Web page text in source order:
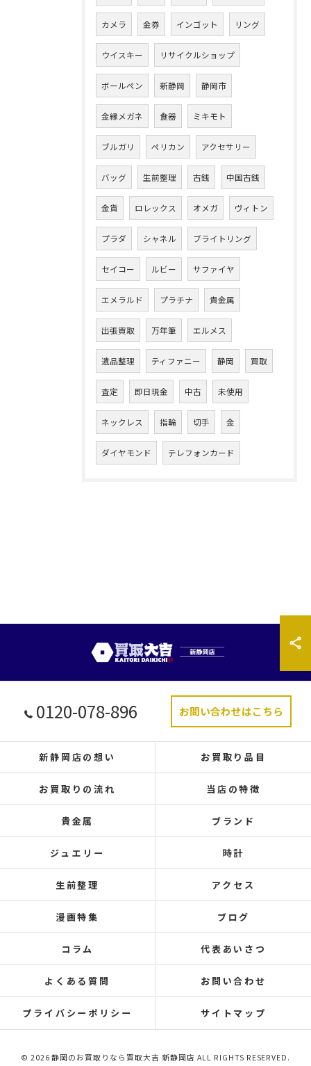
カメラ 金券 インゴット リング
ウイスキー リサイクルショップ
ボールペン 新静岡 静岡市
金縁メガネ 食器 ミキモト
ブルガリ ペリカン アクセサリー
バッグ 生前整理 古銭 中国古銭
金貨 ロレックス オメガ ヴィトン
プラダ シャネル ブライトリング
セイコー ルビー サファイヤ
エメラルド プラチナ 貴金属
出張買取 万年筆 エルメス
遺品整理 ティファニー 静岡 買取
査定 即日現金 中古 未使用
ネックレス 指輪 切手 金
ダイヤモンド テレフォンカード
0120-078-896 お問い合わせはこちら
新静岡店の想い お買取り品目
お買取りの流れ 当店の特徴
貴金属 ブランド
ジュエリー 時計
生前整理 アクセス
漫画特集 ブログ
コラム 代表あいさつ
よくある質問 お問い合わせ
プライバシーポリシー サイトマップ
© 2026 静岡のお買取りなら買取大吉 新静岡店 ALL RIGHTS RESERVED.